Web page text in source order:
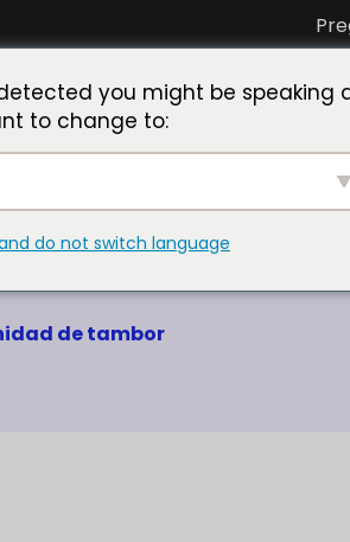
con nosotros Conozca a
de
de tambor
you might be speaking
to change to:
do not switch language